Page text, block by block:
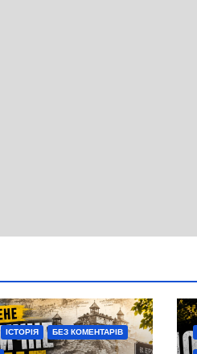
ІСТОРІЯ БЕЗ КОМЕНТАРІВ